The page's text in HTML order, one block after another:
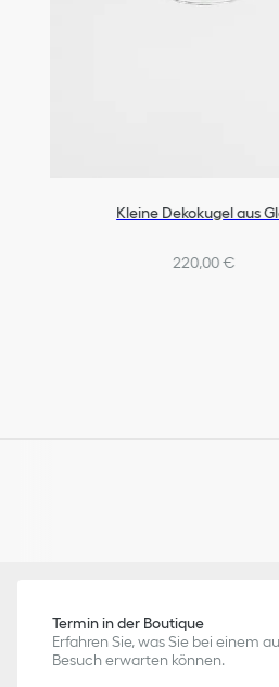
Kleine Dekokugel aus
220,00 €
Termin in der Boutique
Erfahren Sie, was Sie bei einem
Besuch erwarten können.